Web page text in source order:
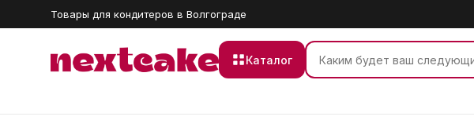
Товары для кондитеров в Волгограде
Каталог